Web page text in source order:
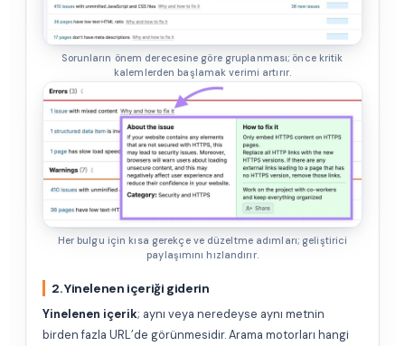
Sorunların önem derecesine göre gruplanması; önce kritik
kalemlerden başlamak verimi artırır.
Her bulgu için kısa gerekçe ve düzeltme adımları; geliştirici
paylaşımını hızlandırır.
2. Yinelenen içeriği giderin
Yinelenen içerik; aynı veya neredeyse aynı metnin
birden fazla URL’de görünmesidir. Arama motorları hangi